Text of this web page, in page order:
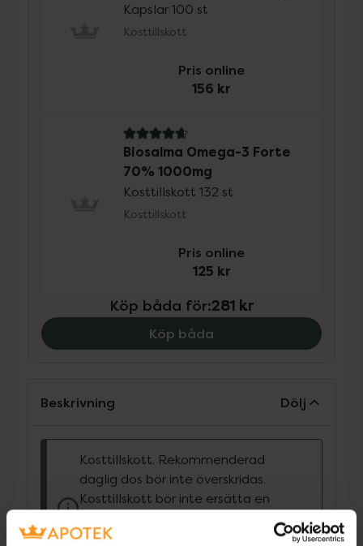
Kapslar 100 st
Kosttillskott
Pris online
156 kr
4.8 av 5 i omdöme
Biosalma Omega-3 Forte
70% 1000mg
Kosttillskott 132 st
Kosttillskott
Pris online
125 kr
Köp båda för:281 kr
Köp båda
Beskrivning Dölj
Kosttillskott. Rekommenderad
daglig dos bör inte överskridas.
Kosttillskott bör inte ersätta en
livsstil. Förvaras utom räckhåll för